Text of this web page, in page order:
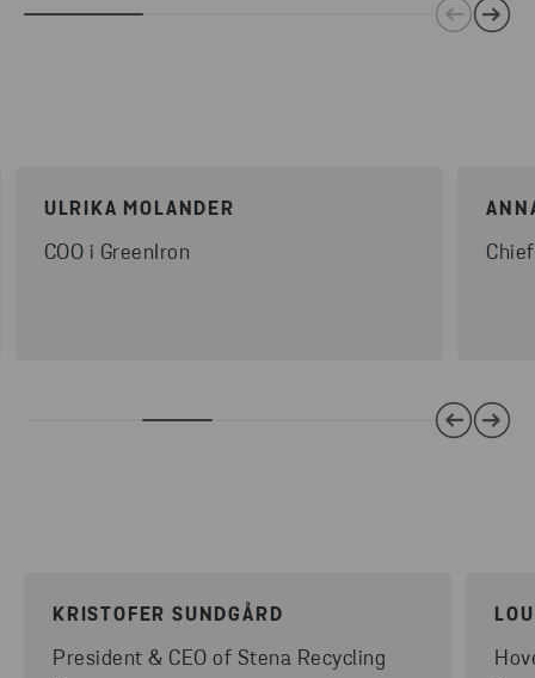
ULRIKA MOLANDER
COO i GreenIron
KRISTOFER SUNDGÅRD
President & CEO of Stena Recycling